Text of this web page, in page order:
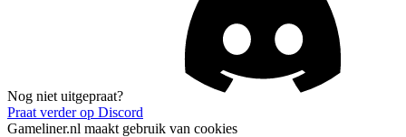
Nog niet uitgepraat?
Praat verder op Discord
Gameliner.nl maakt gebruik van cookies